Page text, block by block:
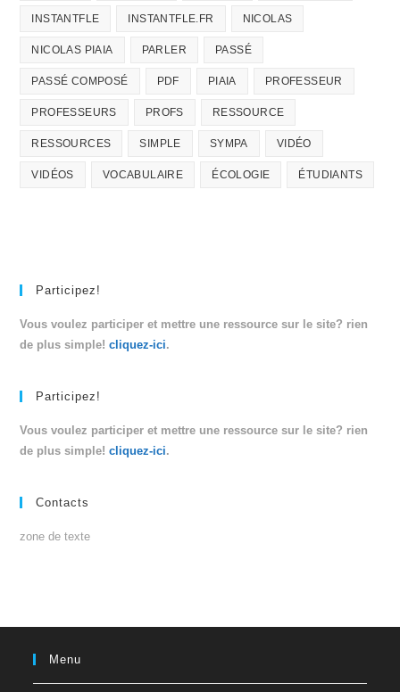
INSTANTFLE INSTANTFLE.FR NICOLAS
NICOLAS PIAIA PARLER PASSÉ
PASSÉ COMPOSÉ PDF PIAIA PROFESSEUR
PROFESSEURS PROFS RESSOURCE
RESSOURCES SIMPLE SYMPA VIDÉO
VIDÉOS VOCABULAIRE ÉCOLOGIE ÉTUDIANTS
Participez!
Vous voulez participer et mettre une ressource sur le site? rien
de plus simple!cliquez-ici.
Participez!
Vous voulez participer et mettre une ressource sur le site? rien
de plus simple!cliquez-ici.
Contacts
zone de texte
Menu